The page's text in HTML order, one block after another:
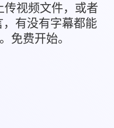
传视频文件，或者
有没有字幕都能
免费开始。